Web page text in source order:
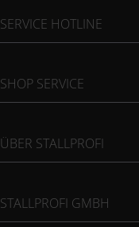
SERVICE HOTLINE
SHOP SERVICE
ÜBER STALLPROFI
STALLPROFI GMBH